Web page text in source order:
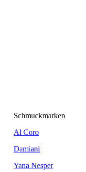
Schmuckmarken
Al Coro
Damiani
Yana Nesper